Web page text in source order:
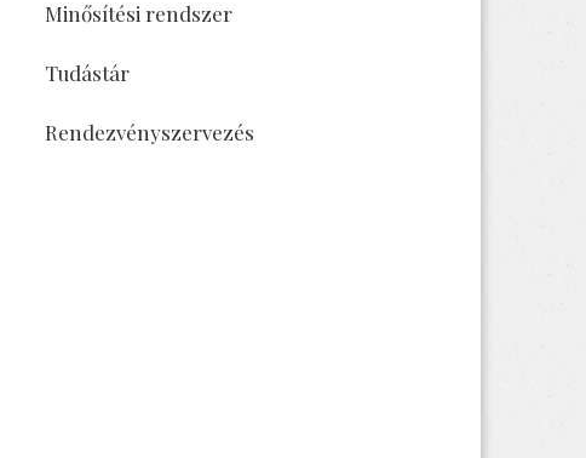
Minősítési rendszer
Tudástár
Rendezvényszervezés